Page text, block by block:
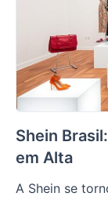
Shein
em Alta
A Shein se